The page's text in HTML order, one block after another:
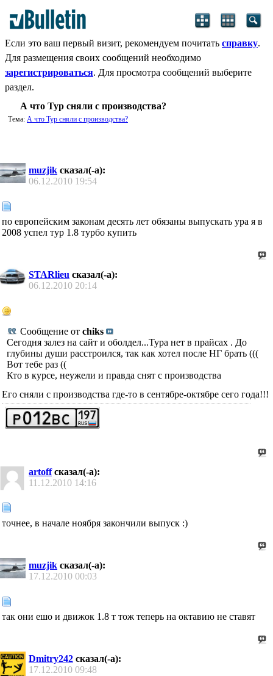
Если это ваш первый визит, рекомендуем почитать справку.
Для размещения своих сообщений необходимо
зарегистрироваться. Для просмотра сообщений выберите
раздел.
А что Тур сняли с производства?
Тема: А что Тур сняли с производства?
muzjik сказал(-а):
06.12.2010 19:54
по европейским законам десять лет обязаны выпускать ура я в
2008 успел тур 1.8 турбо купить
STARlieu сказал(-а):
06.12.2010 20:14
Сообщение от chiks
Сегодня залез на сайт и оболдел...Тура нет в прайсах . До
глубины души расстроился, так как хотел после НГ брать (((
Вот тебе раз ((
Кто в курсе, неужели и правда снят с производства
Его сняли с производства где-то в сентябре-октябре сего года!!!
artoffсказал(-а):
11.12.2010 14:16
точнее, в начале ноября закончили выпуск :)
muzjik сказал(-а):
17.12.2010 00:03
так они ешо и движок 1.8 т тож теперь на октавию не ставят
Dmitry242 сказал(-а):
17.12.2010 09:48